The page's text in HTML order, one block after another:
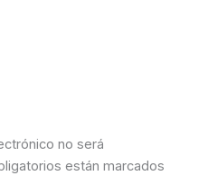
no será
están marcados